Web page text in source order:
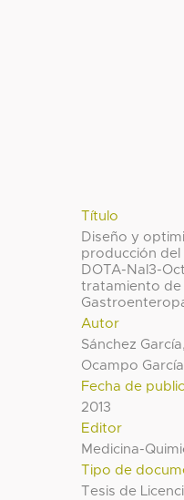
Título
Diseño y
producción del
DOTA-Nal3-
tratamiento de
Autor
Sánchez
Ocampo
Fecha de
2013
Editor
Medicina-
Tipo de
Tesis de